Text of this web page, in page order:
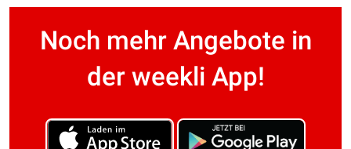
Noch mehr Angebote in
der weekli App!